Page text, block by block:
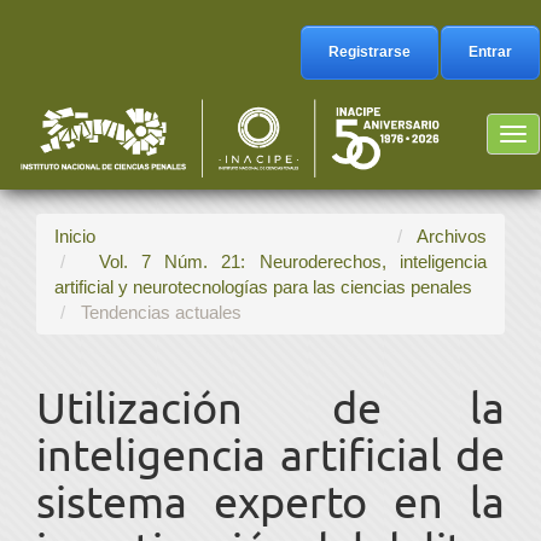
Barra
lateral
Registrarse Entrar
Inicio
Archivos
Vol. 7 Núm. 21: Neuroderechos, inteligencia
artificial y neurotecnologías para las ciencias penales
Tendencias actuales
Utilización de la
inteligencia artificial de
sistema experto en la